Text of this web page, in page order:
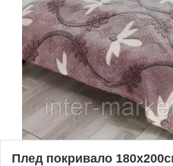
Плед покривало